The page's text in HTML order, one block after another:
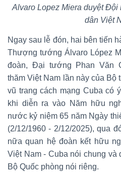
Alvaro Lopez Miera duyệt Đội
dân Việt
Ngay sau lễ đón, hai bên tiến
Thượng tướng Álvaro López
đoàn, Đại tướng Phan Văn
thăm Việt Nam lần này của
vũ trang cách mạng Cuba có
khi diễn ra vào Năm hữu
nước kỷ niệm 65 năm Ngày
(2/12/1960 - 2/12/2025), qua
nữa quan hệ đoàn kết hữu
Việt Nam - Cuba nói chung
Bộ Quốc phòng nói riêng.